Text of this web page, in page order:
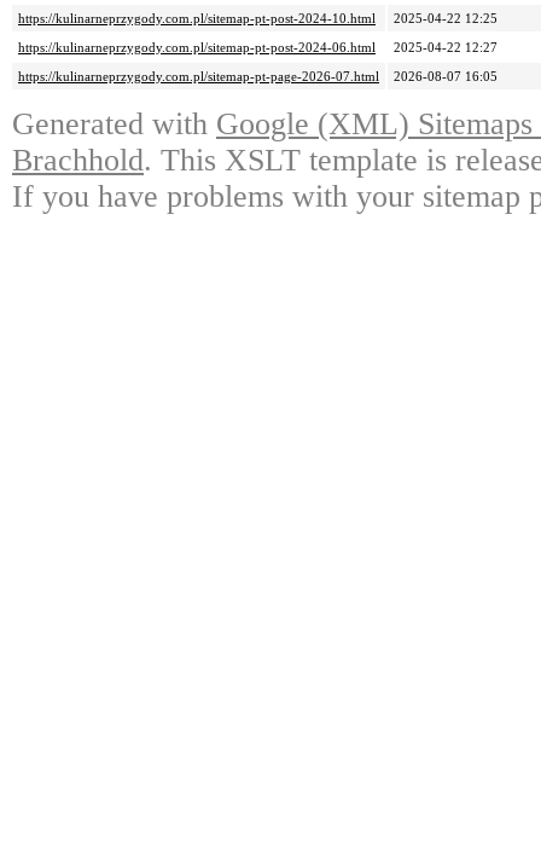
https://kulinarneprzygody.com.pl/sitemap-pt-post-2024-10.html
2025-04-22 12:25
https://kulinarneprzygody.com.pl/sitemap-pt-post-2024-06.html
2025-04-22 12:27
https://kulinarneprzygody.com.pl/sitemap-pt-page-2026-07.html
2026-08-07 16:05
Generated with Google (XML)
Brachhold. This XSLT template is
If you have problems with your sitemap